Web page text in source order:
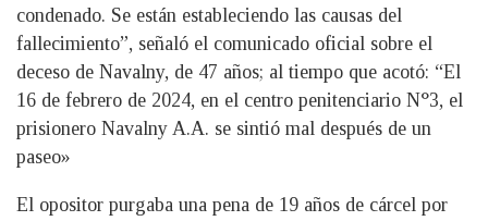
condenado. Se están estableciendo las causas del
fallecimiento”, señaló el comunicado oficial sobre el
deceso de Navalny, de 47 años; al tiempo que acotó: “El
16 de febrero de 2024, en el centro penitenciario N°3, el
prisionero Navalny A.A. se sintió mal después de un
paseo»
El opositor purgaba una pena de 19 años de cárcel por